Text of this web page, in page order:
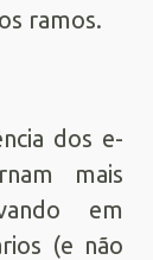
ramos.
dos e-
mais
em
(e não